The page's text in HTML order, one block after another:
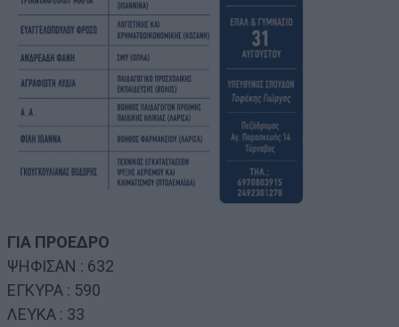
ΓΙΑ ΠΡΟΕΔΡΟ
ΨΗΦΙΣΑΝ : 632
ΕΓΚΥΡΑ : 590
ΛΕΥΚΑ : 33